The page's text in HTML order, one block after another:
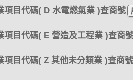
項目代碼( D 水電燃氣業 )查商號
項目代碼( E 營造及工程業 )查商
項目代碼( Z 其他未分類業 )查商號